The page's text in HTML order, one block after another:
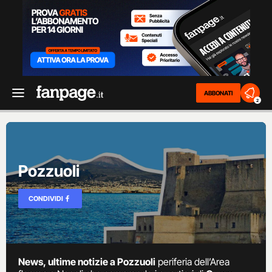
ABBONATI
2
Pozzuoli
CONDIVIDI
News, ultime notizie a Pozzuoli periferia dell’Area